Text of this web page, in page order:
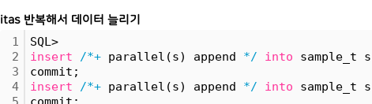
itas 반복해서 데이터 늘리기
1
2
3
4
SQL>
insert
/*+ parallel(s) append */ into sample_t s
commit;
insert
/*+ parallel(s) append */ into sample_t s